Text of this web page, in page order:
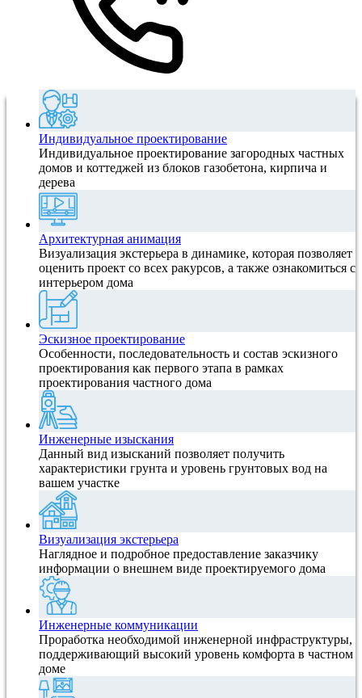
Индивидуальное проектирование
Индивидуальное проектирование загородных частных
домов и коттеджей из блоков газобетона, кирпича и
дерева
Архитектурная анимация
Визуализация экстерьера в динамике, которая позволяет
оценить проект со всех ракурсов, а также ознакомиться с
интерьером дома
Эскизное проектирование
Особенности, последовательность и состав эскизного
проектирования как первого этапа в рамках
проектирования частного дома
Инженерные изыскания
Данный вид изысканий позволяет получить
характеристики грунта и уровень грунтовых вод на
вашем участке
Визуализация экстерьера
Наглядное и подробное предоставление заказчику
информации о внешнем виде проектируемого дома
Инженерные коммуникации
Проработка необходимой инженерной инфраструктуры,
поддерживающий высокий уровень комфорта в частном
доме